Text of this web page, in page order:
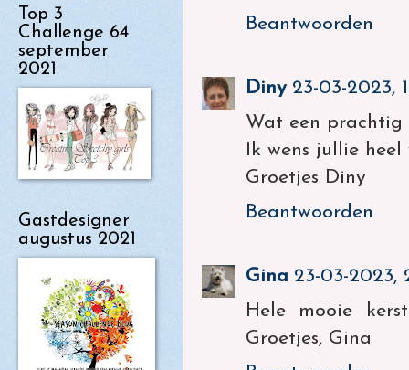
Beantwoorden
Diny 23-03-2023,
Wat een prachtig
Ik wens jullie
Groetjes Diny
Beantwoorden
Gina 23-03-2023,
Hele mooie
Groetjes, Gina
Top 3
Challenge 64
september
2021
Gastdesigner
augustus 2021